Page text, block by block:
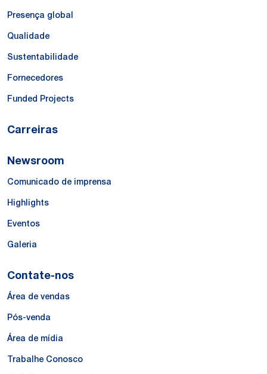
Presença global
Qualidade
Sustentabilidade
Fornecedores
Funded Projects
Carreiras
Newsroom
Comunicado de imprensa
Highlights
Eventos
Galeria
Contate-nos
Área de vendas
Pós-venda
Área de mídia
Trabalhe Conosco